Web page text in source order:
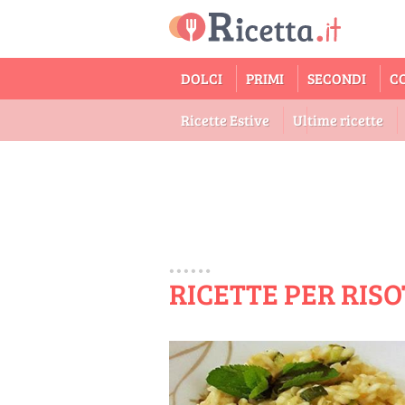
DOLCI PRIMI SECONDI
Ricette Estive Ultime ricette
RICETTE PER